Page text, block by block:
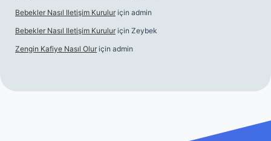
Bebekler Nasıl Iletişim Kurulur için admin
Bebekler Nasıl Iletişim Kurulur için Zeybek
Zengin Kafiye Nasıl Olur için admin